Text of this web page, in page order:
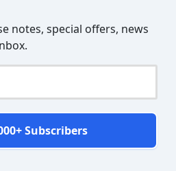
notes, special offers, news
Subscribers